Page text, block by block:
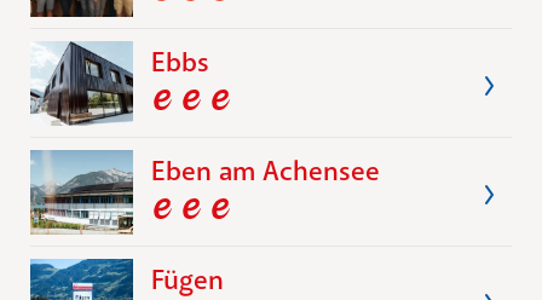
Ebbs
Eben am Achensee
Fügen